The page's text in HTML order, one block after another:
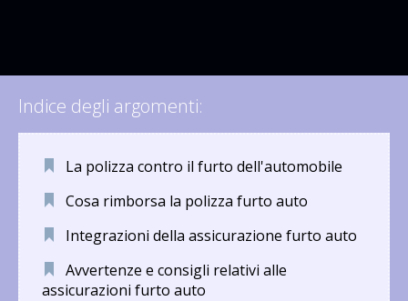
Indice degli argomenti:
La polizza contro il furto dell'automobile
Cosa rimborsa la polizza furto auto
Integrazioni della assicurazione furto auto
Avvertenze e consigli relativi alle
assicurazioni furto auto